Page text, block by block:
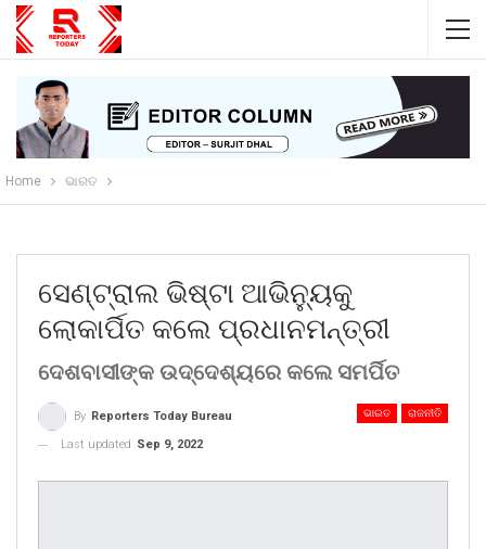
Home ଭାରତ
ସେଣ୍ଟ୍ରାଲ ଭିଷ୍ଟା ଆଭିନ୍ୟୁକୁ
ଲୋକାର୍ପିତ କଲେ ପ୍ରଧାନମନ୍ତ୍ରୀ
ଦେଶବାସୀଙ୍କ ଉଦ୍ଦେଶ୍ୟରେ କଲେ ସମର୍ପିତ
ଭାରତ ରାଜନୀତି
By Reporters Today Bureau
Last updated Sep 9, 2022